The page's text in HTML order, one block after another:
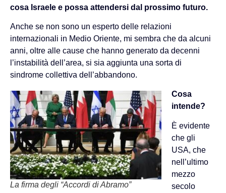
cosa Israele e possa attendersi dal prossimo futuro.
Anche se non sono un esperto delle relazioni
internazionali in Medio Oriente, mi sembra che da alcuni
anni, oltre alle cause che hanno generato da decenni
l’instabilità dell’area, si sia aggiunta una sorta di
sindrome collettiva dell’abbandono.
La firma degli “Accordi di Abramo”
Cosa
intende?
È evidente
che gli
USA, che
nell’ultimo
mezzo
secolo